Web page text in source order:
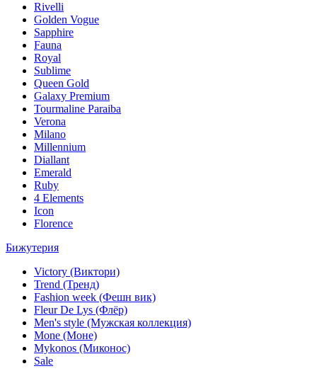
Rivelli
Golden Vogue
Sapphire
Fauna
Royal
Sublime
Queen Gold
Galaxy Premium
Tourmaline Paraiba
Verona
Milano
Millennium
Diallant
Emerald
Ruby
4 Elements
Icon
Florence
Бижутерия
Victory (Виктори)
Trend (Тренд)
Fashion week (Фешн вик)
Fleur De Lys (Флёр)
Men's style (Мужская коллекция)
Mone (Моне)
Mykonos (Миконос)
Sale